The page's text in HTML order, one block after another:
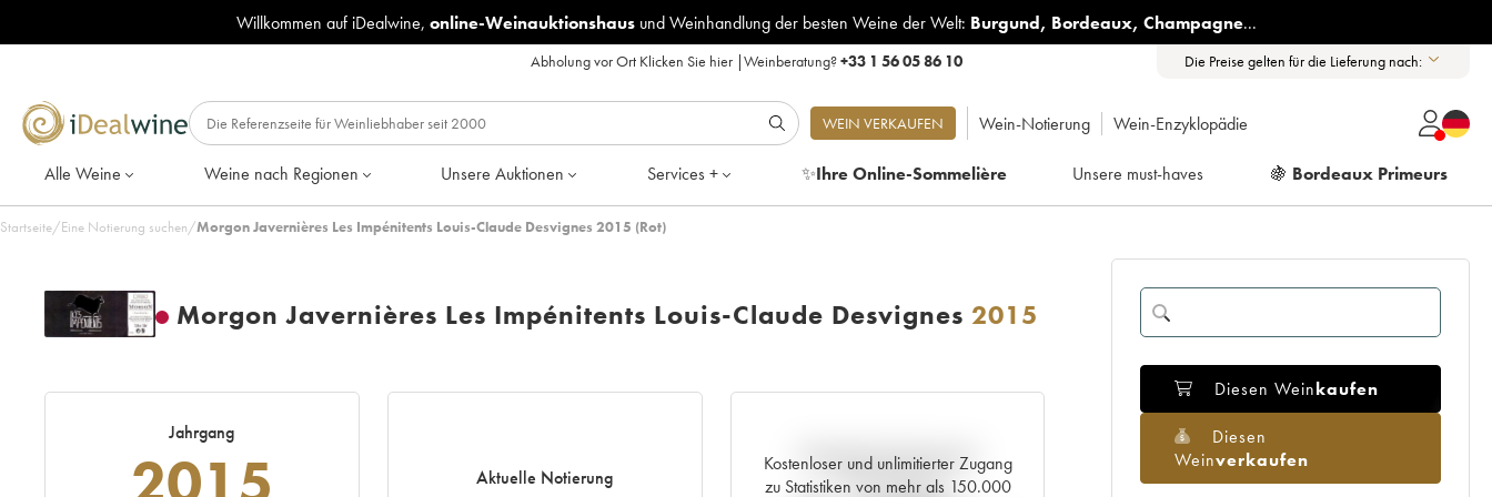
Willkommen auf iDealwine, online-Weinauktionshausund Weinhandlung der besten Weine der Welt: Burgund, Bordeaux, Champagne...
Abholung vor Ort Klicken Sie hier|Weinberatung?+33 1 56 05 86 10 Die Preise gelten für die Lieferung nach:
WEIN VERKAUFEN Wein-Notierung Wein-Enzyklopädie
Alle Weine Weine nach Regionen Unsere Auktionen Services + ✨Ihre Online-Sommelière Unsere must-haves 🍇 Bordeaux Primeurs
Startseite/Eine Notierung suchen/Morgon Javernières Les Impénitents Louis-Claude Desvignes 2015 (Rot)
Morgon Javernières Les Impénitents Louis-Claude Desvignes 2015
Jahrgang
Aktuelle Notierung
Kostenloser und unlimitierter Zugang
zu Statistiken von mehr als 150.000
Aktuelle Entwicklung der
Preisnotierung
Diesen Weinkaufen
Diesen
Weinverkaufen